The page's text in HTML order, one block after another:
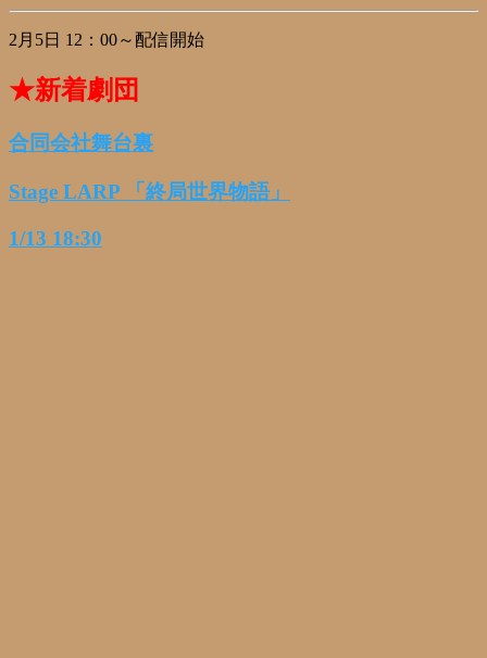
2月5日 12：00～配信開始
★新着劇団
合同会社舞台裏
Stage LARP 「終局世界物語」
1/13 18:30